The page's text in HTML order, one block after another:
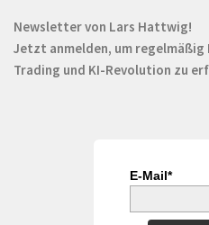
Newsletter von Lars Hattwig!
Jetzt anmelden, um regelmäßig
Trading und KI-Revolution zu
E-Mail*